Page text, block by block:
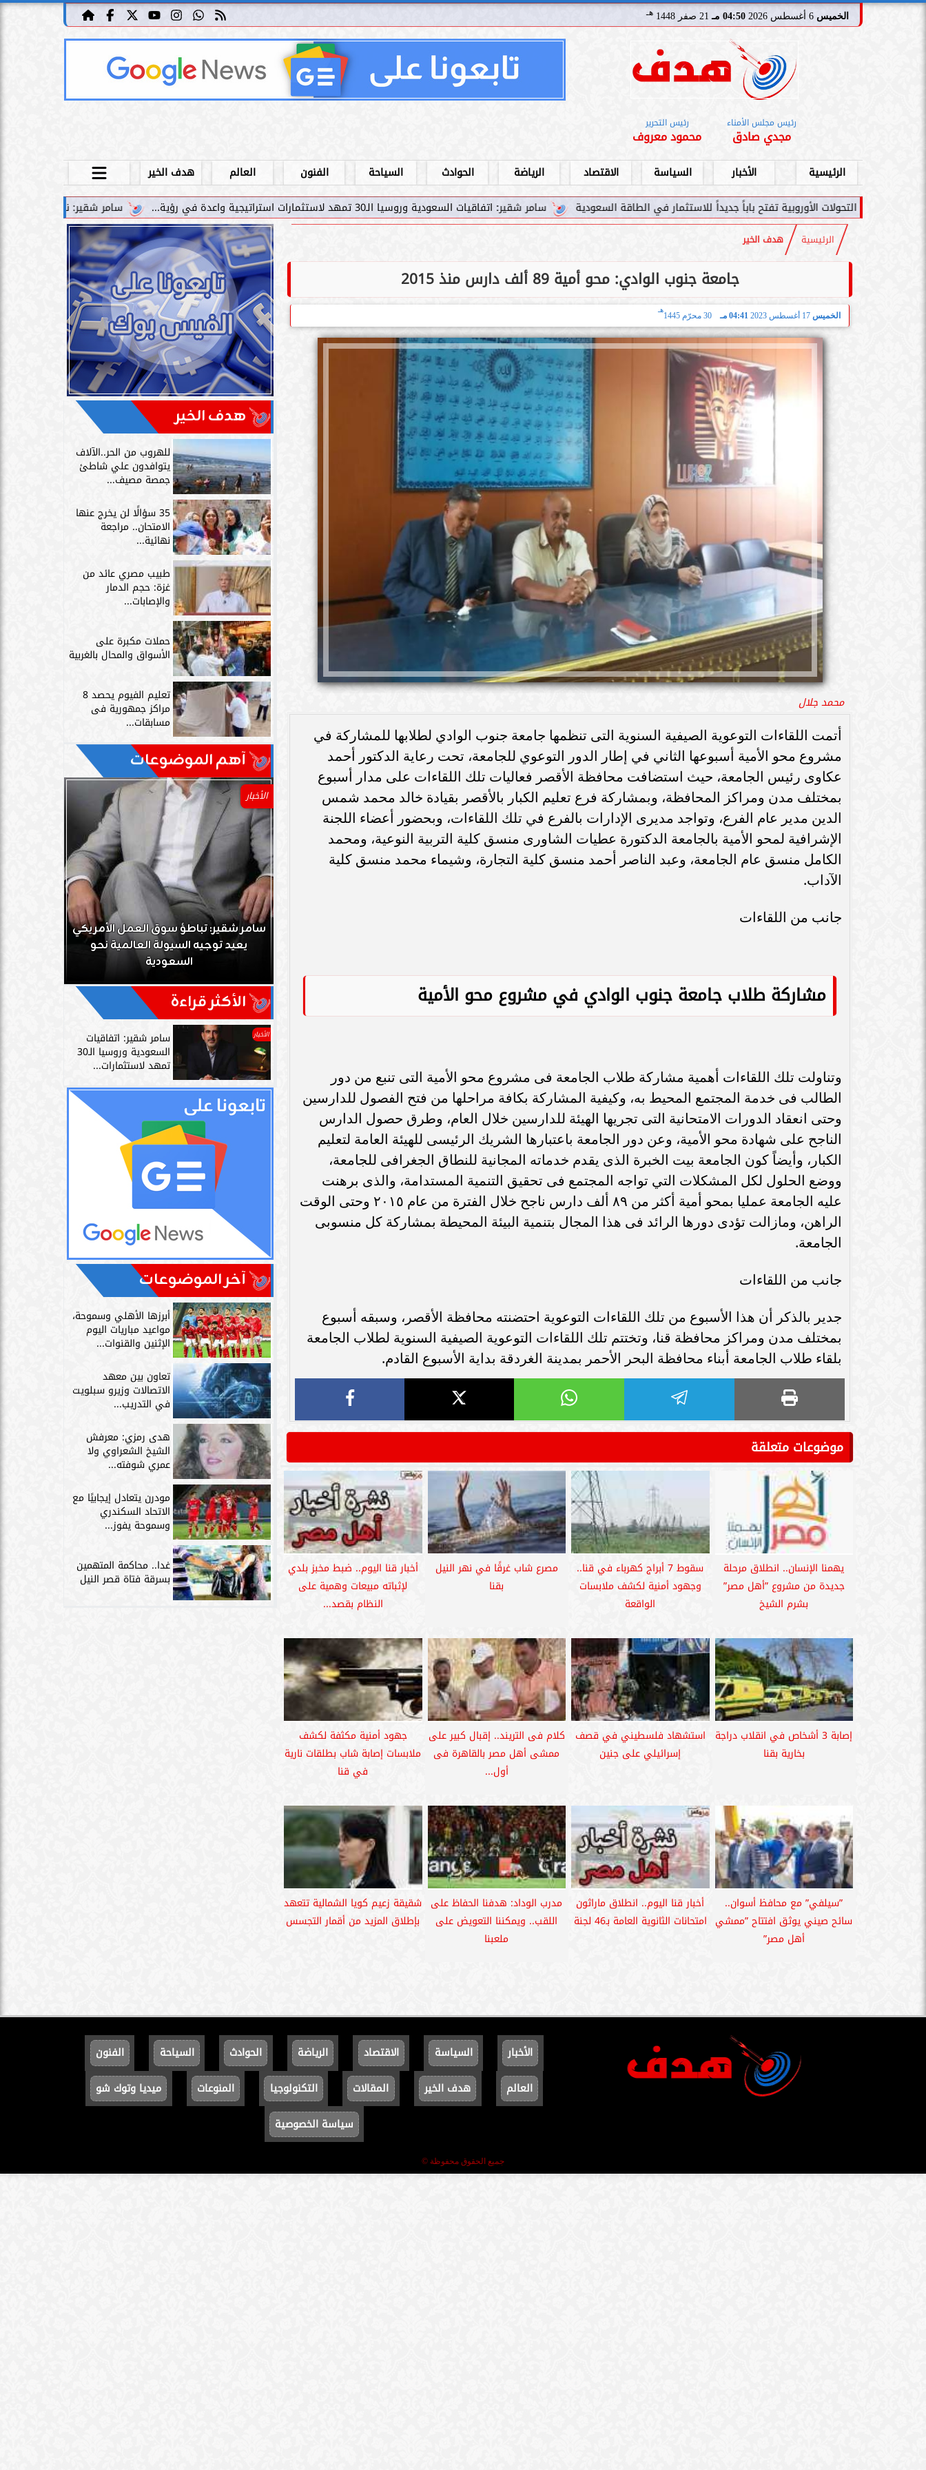
الخميس 04:50 مـ 21 صفر 1448 هـ
رئيس مجلس الأمناء
مجدي صادق
رئيس التحرير
محمود معروف
الرئيسية الأخبار السياسة الاقتصاد الرياضة الحوادث السياحة الفنون العالم
هدف الخير
سامر شقير: نمو صناديق الاستثمار الخاصة دليل حي
سامر شقير: اتفاقيات السعودية وروسيا الـ30 تمهد لاستثمارات استراتيجية واعدة في رؤية... الأوروبية تفتح باباً جديداً للاستثمار في الطاقة السعودية
الرئيسية هدف الخير
جامعة جنوب الوادي: محو أمية 89 ألف دارس منذ 2015
الخميس 17 أغسطس 2023 04:41 مـ 30 محرّم 1445
هـ
محمد جلال
أتمت اللقاءات التوعوية الصيفية السنوية التى تنظمها جامعة جنوب الوادي لطلابها للمشاركة في
مشروع محو الأمية أسبوعها الثاني في إطار الدور التوعوي للجامعة، تحت رعاية الدكتور أحمد
عكاوى رئيس الجامعة، حيث استضافت محافظة الأقصر فعاليات تلك اللقاءات على مدار أسبوع
بمختلف مدن ومراكز المحافظة، وبمشاركة فرع تعليم الكبار بالأقصر بقيادة خالد محمد شمس
الدين مدير عام الفرع، وتواجد مديرى الإدارات بالفرع في تلك اللقاءات، وبحضور أعضاء اللجنة
الإشرافية لمحو الأمية بالجامعة الدكتورة عطيات الشاورى منسق كلية التربية النوعية، ومحمد
الكامل منسق عام الجامعة، وعبد الناصر أحمد منسق كلية التجارة، وشيماء محمد منسق كلية
الآداب.
جانب من اللقاءات
مشاركة طلاب جامعة جنوب الوادي في مشروع محو الأمية
وتناولت تلك اللقاءات أهمية مشاركة طلاب الجامعة فى مشروع محو الأمية التى تنبع من دور
الطالب فى خدمة المجتمع المحيط به، وكيفية المشاركة بكافة مراحلها من فتح الفصول للدارسين
وحتى انعقاد الدورات الامتحانية التى تجريها الهيئة للدارسين خلال العام، وطرق حصول الدارس
الناجح على شهادة محو الأمية، وعن دور الجامعة باعتبارها الشريك الرئيسى للهيئة العامة لتعليم
الكبار، وأيضاً كون الجامعة بيت الخبرة الذى يقدم خدماته المجانية للنطاق الجغرافى للجامعة،
ووضع الحلول لكل المشكلات التي تواجه المجتمع فى تحقيق التنمية المستدامة، والذى برهنت
عليه الجامعة عمليا بمحو أمية أكثر من ٨٩ ألف دارس ناجح خلال الفترة من عام ٢٠١٥ وحتى الوقت
الراهن، ومازالت تؤدى دورها الرائد فى هذا المجال بتنمية البيئة المحيطة بمشاركة كل منسوبى
الجامعة.
جانب من اللقاءات
جدير بالذكر أن هذا الأسبوع من تلك اللقاءات التوعوية احتضنته محافظة الأقصر، وسبقه أسبوع
بمختلف مدن ومراكز محافظة قنا، وتختتم تلك اللقاءات التوعوية الصيفية السنوية لطلاب الجامعة
بلقاء طلاب الجامعة أبناء محافظة البحر الأحمر بمدينة الغردقة بداية الأسبوع القادم.
موضوعات متعلقة
يهمنا الإنسان.. انطلاق مرحلة
جديدة من مشروع ”أهل مصر”
بشرم الشيخ
سقوط 7 أبراج كهرباء في قنا..
وجهود أمنية لكشف ملابسات
الواقعة
مصرع شاب غرقًا في نهر النيل
بقنا
أخبار قنا اليوم.. ضبط مخبز بلدي
لإثباته مبيعات وهمية على
النظام بقصد...
إصابة 3 أشخاص في انقلاب دراجة
بخارية بقنا
استشهاد فلسطيني في قصف
إسرائيلي على جنين
كلام فى التريند.. إقبال كبير على
ممشى أهل مصر بالقاهرة فى
أول...
جهود أمنية مكثفة لكشف
ملابسات إصابة شاب بطلقات نارية
في قنا
”سيلفي” مع محافظ أسوان..
سائح صيني يوثق افتتاح ”ممشي
أهل مصر”
أخبار قنا اليوم.. انطلاق ماراثون
امتحانات الثانوية العامة بـ46 لجنة
مدرب الوداد: هدفنا الحفاظ على
اللقب.. ويمكننا التعويض على
ملعبنا
شقيقة زعيم كويا الشمالية تتعهد
بإطلاق المزيد من أقمار التجسس
هدف الخير
للهروب من الحر..الآلاف
يتوافدون علي شاطئ
جمصة مصيف...
35 سؤالًا لن يخرج عنها
الامتحان.. مراجعة
نهائية...
طبيب مصري عائد من
غزة: حجم الدمار
والإصابات...
حملات مكبرة على
الأسواق والمحال بالغربية
تعليم الفيوم يحصد 8
مراكز جمهورية فى
مسابقات...
آهم الموضوعات
سامر شقير: اتفاقيات السعودية وروسيا
الأخبار
سامر شقير: تباطؤ سوق العمل الأمريكي
يعيد توجيه السيولة العالمية نحو
السعودية
الأكثر قراءة
الأخبار سامر شقير: اتفاقيات
السعودية وروسيا الـ30
تمهد لاستثمارات...
آخر الموضوعات
أبرزها الأهلي وسموحة،
مواعيد مباريات اليوم
الإثنين والقنوات...
تعاون بين معهد
الاتصالات وزيرو سبلويت
في التدريب...
هدى رمزي: معرفش
الشيخ الشعراوي ولا
عمري شوفته...
مودرن يتعادل إيجابيًا مع
الاتحاد السكندري
وسموحة يفوز...
غدا.. محاكمة المتهمين
بسرقة فتاة قصر النيل
الأخبار السياسة الاقتصاد الرياضة الحوادث السياحة
الفنون
العالم
هدف الخير المقالات التكنولوجيا المنوعات
ميديا وتوك شو
سياسة الخصوصية
جميع الحقوق محفوظة ©